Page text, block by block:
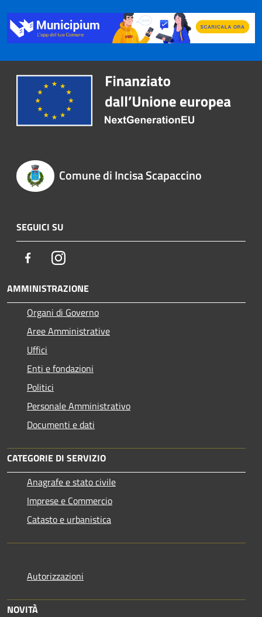
Comune di Incisa Scapaccino
SEGUICI SU
FacebookInstagram
AMMINISTRAZIONE
Organi di Governo
Aree Amministrative
Uffici
Enti e fondazioni
Politici
Personale Amministrativo
Documenti e dati
CATEGORIE DI SERVIZIO
Anagrafe e stato civile
Imprese e Commercio
Catasto e urbanistica
Autorizzazioni
NOVITÀ